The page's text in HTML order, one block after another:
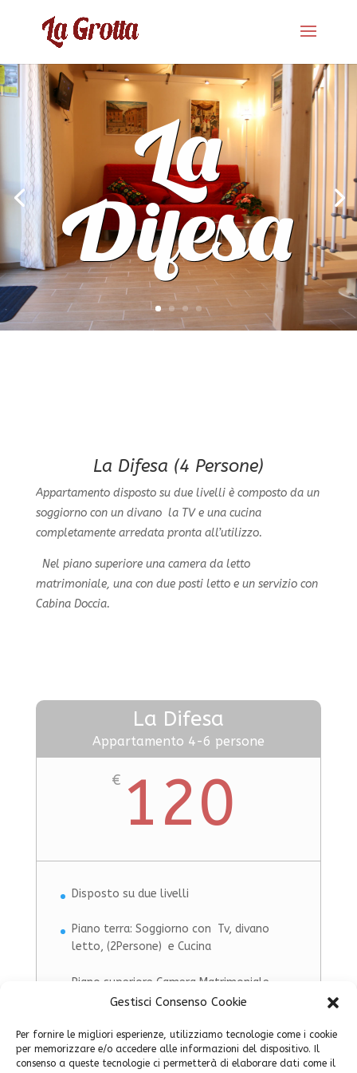
Gestisci Consenso Cookie
Per fornire le migliori esperienze, utilizziamo tecnologie come i cookie
per memorizzare e/o accedere alle informazioni del dispositivo. Il
consenso a queste tecnologie ci permetterà di elaborare dati come il
La
Difesa
La Difesa (4 Persone)
Appartamento disposto su due livelli è composto da un
soggiorno con un divano la TV e una cucina
completamente arredata pronta all’utilizzo.
Nel piano superiore una camera da letto
matrimoniale, una con due posti letto e un servizio con
Cabina Doccia.
La Difesa
Appartamento 4-6 persone
€ 120
Disposto su due livelli
Piano terra: Soggiorno con Tv, divano
letto, (2Persone) e Cucina
Piano superiore Camera Matrimoniale,
Camera con due letti singoli e Servizio
NB: L’eventuale presenza di una o due